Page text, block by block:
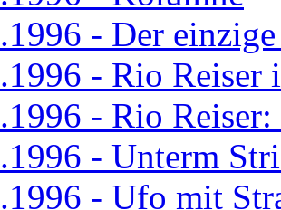
- Der
- Rio Reiser
- Rio
- Unterm
- Ufo mit